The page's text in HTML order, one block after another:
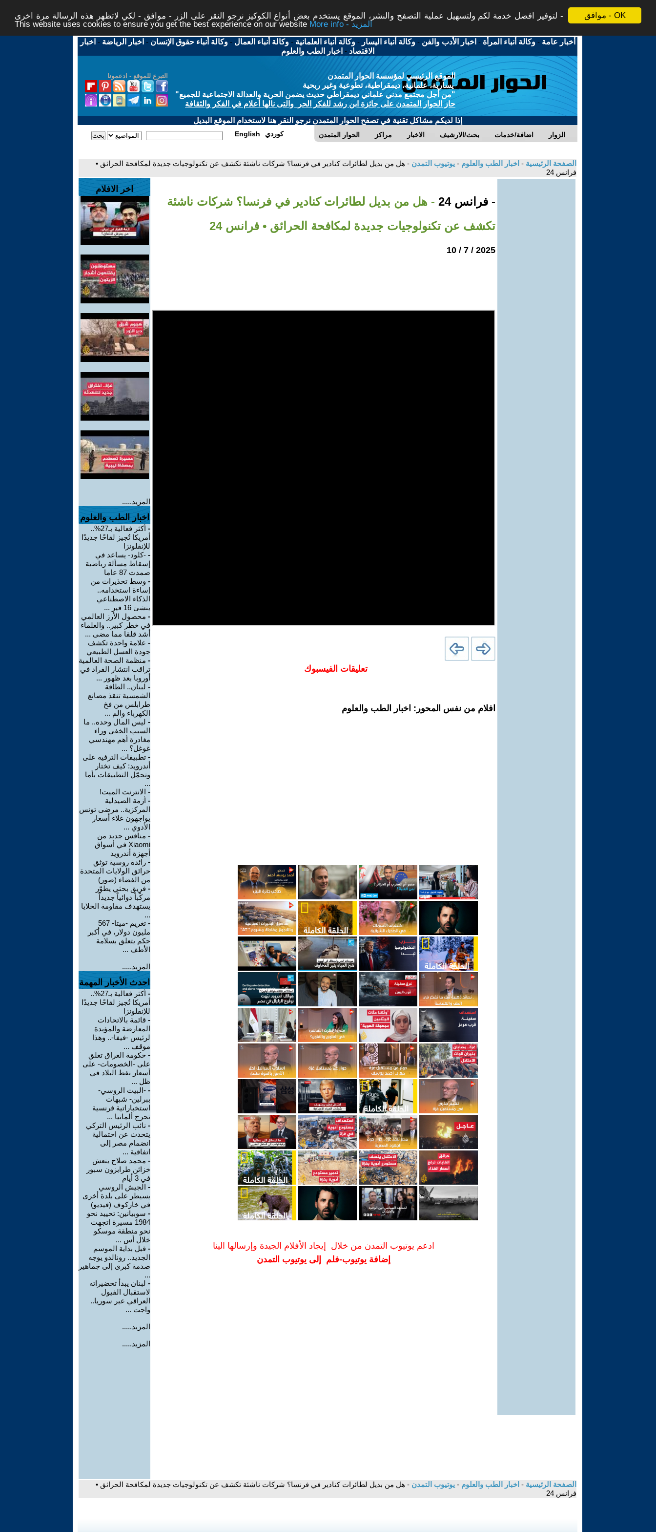
موافق - OK
لتوفير افضل خدمة لكم ولتسهيل عملية التصفح والنشر، الموقع يستخدم بعض أنواع الكوكيز نرجو النقر على الزر - موافق - لكي لاتظهر هذه الرسالة مرة اخرى -
This website uses cookies to ensure you get the best experience on our website
More info - المزيد
أخبار عامة -وكالة أنباء المرأة - اخبار الأدب والفن -وكالة أنباء اليسار -وكالة أنباء العلمانية -وكالة أنباء العمال -وكالة أنباء حقوق الإنسان - اخبار الرياضة - اخبار
الاقتصاد - اخبار الطب والعلوم
التبرع للموقع - ادعمونا
الموقع الرئيسي لمؤسسة الحوار المتمدن
يسارية، علمانية، ديمقراطية، تطوعية وغير ربحية
"من أجل مجتمع مدني علماني ديمقراطي حديث يضمن الحرية والعدالة الاجتماعية للجميع"
حاز الحوار المتمدن على جائزة ابن رشد للفكر الحر والتى نالها أعلام في الفكر والثقافة
إذا لديكم مشاكل تقنية في تصفح الحوار المتمدن نرجو النقر هنا لاستخدام الموقع البديل
الحوار المتمدن مراكز الاخبار بحث/الارشيف اضافة/خدمات الزوار English كوردي
الصفحة الرئيسية - اخبار الطب والعلوم - يوتيوب التمدن - هل من بديل لطائرات كنادير في فرنسا؟ شركات ناشئة تكشف عن تكنولوجيات جديدة لمكافحة الحرائق •
فرانس 24
- فرانس 24
- هل من بديل لطائرات كنادير في فرنسا؟ شركات ناشئة
تكشف عن تكنولوجيات جديدة لمكافحة الحرائق • فرانس 24
2025 / 7 / 10
تعليقات الفيسبوك
افلام من نفس المحور: اخبار الطب والعلوم
ادعم يوتيوب التمدن من خلال إيجاد الأفلام الجيدة وإرسالها الينا
إضافة يوتيوب-فلم إلى يوتيوب التمدن
اخر الافلام
المزيد.....
اخبار الطب والعلوم
-
أكثر فعالية بـ27%..
أمريكا تُجيز لقاحًا جديدًا
للإنفلونزا
- -كلود- يساعد في
إسقاط مسألة رياضية
صمدت 87 عاما
- وسط تحذيرات من
إساءة استخدامه..
الذكاء الاصطناعي
ينشئ 16 فير ...
- محصول الأرز العالمي
في خطر كبير.. والعلماء
أشد قلقا مما مضى ...
- علامة واحدة تكشف
جودة العسل الطبيعي
- منظمة الصحة العالمية
تراقب انتشار القراد في
أوروبا بعد ظهور ...
- لبنان.. الطاقة
الشمسية تنقذ مصانع
طرابلس من فخ
الكهرباء والم ...
- ليس المال وحده.. ما
السبب الخفي وراء
مغادرة أهم مهندسي
غوغل؟ ...
- تطبيقات الترفيه على
أندرويد: كيف تختار
وتحمّل التطبيقات بأما
...
- الانترنت الميت!
- أزمة الصيدلية
المركزية.. مرضى تونس
يواجهون غلاء أسعار
الأدوي ...
- منافس جديد من
Xiaomi في أسواق
أجهزة أندرويد
- رائدة روسية توثق
حرائق الولايات المتحدة
من الفضاء (صور)
- فريق بحثي يطوّر
مركّباً دوائياً جديداً
يستهدف مقاومة الخلايا
...
-
تغريم -ميتا- 567
مليون دولار، في أكبر
حكم يتعلق بسلامة
الأطف ...
المزيد.....
احدث الأخبار المهمة
-
أكثر فعالية بـ27%..
أمريكا تُجيز لقاحًا جديدًا
للإنفلونزا
- قائمة بالاتحادات
المعارضة والمؤيدة
لرئيس -فيفا-.. وهذا
موقف ...
- حكومة العراق تعلق
على -الخصومات- على
أسعار نفط البلاد في
ظل ...
- -البيت الروسي-
ببرلين- شبهات
استخباراتية فرنسية
تحرج ألمانيا ...
- نائب الرئيس التركي
يتحدث عن احتمالية
انضمام مصر إلى
اتفاقية ...
- محمد صلاح ينعش
خزائن طرابزون سبور
في 3 أيام
- الجيش الروسي
يسيطر على بلدة أخرى
في خاركوف (فيديو)
- سوبيانين: تحييد نحو
1984 مسيرة اتجهت
نحو منطقة موسكو
خلال أس ...
- قبل بداية الموسم
الجديد.. رونالدو يوجه
صدمة كبرى إلى جماهير
...
- لبنان يبدأ تحضيراته
لاستقبال الفيول
العراقي عبر سوريا..
واجت ...
المزيد.....
المزيد.....
الصفحة الرئيسية - اخبار الطب والعلوم - يوتيوب التمدن - هل من بديل لطائرات كنادير في فرنسا؟ شركات ناشئة تكشف عن تكنولوجيات جديدة لمكافحة الحرائق •
فرانس 24